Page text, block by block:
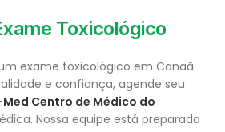
Toxicológico
exame toxicológico em Canaã
e confiança, agende seu
Centro de Médico do
Nossa equipe está preparada